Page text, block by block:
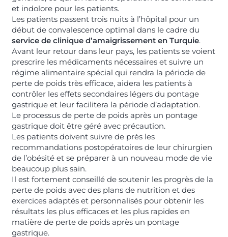
et indolore pour les patients.
Les patients passent trois nuits à l’hôpital pour un
début de convalescence optimal dans le cadre du
service de clinique d’amaigrissement en Turquie.
Avant leur retour dans leur pays, les patients se voient
prescrire les médicaments nécessaires et suivre un
régime alimentaire spécial qui rendra la période de
perte de poids très efficace, aidera les patients à
contrôler les effets secondaires légers du pontage
gastrique et leur facilitera la période d’adaptation.
Le processus de perte de poids après un pontage
gastrique doit être géré avec précaution.
Les patients doivent suivre de près les
recommandations postopératoires de leur chirurgien
de l’obésité et se préparer à un nouveau mode de vie
beaucoup plus sain.
Il est fortement conseillé de soutenir les progrès de la
perte de poids avec des plans de nutrition et des
exercices adaptés et personnalisés pour obtenir les
résultats les plus efficaces et les plus rapides en
matière de perte de poids après un pontage
gastrique.